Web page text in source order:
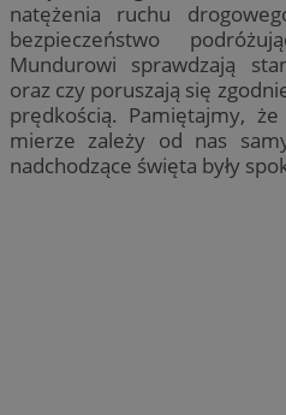
natężenia ruchu
bezpieczeństwo
Mundurowi sprawdzają
oraz czy poruszają się
prędkością. Pamiętajmy,
mierze zależy od nas
nadchodzące święta były